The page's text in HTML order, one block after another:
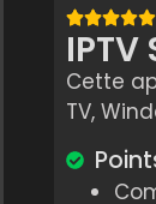
Cette
TV,